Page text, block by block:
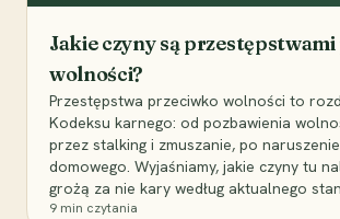
Jakie czyny są
wolności?
Przestępstwa przeciwko wolności to
Kodeksu karnego: od pozbawienia
przez stalking i zmuszanie, po
domowego. Wyjaśniamy, jakie czyny tu
grożą za nie kary według aktualnego
9 min czytania